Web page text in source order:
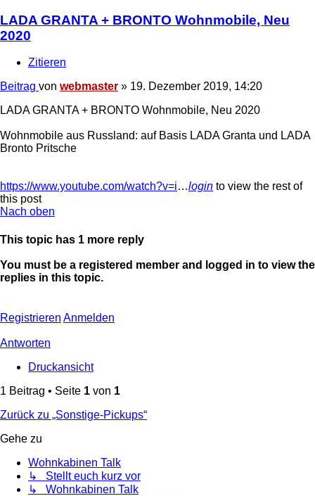
LADA GRANTA + BRONTO Wohnmobile, Neu
2020
Zitieren
Beitrag von webmaster » 19. Dezember 2019, 14:20
LADA GRANTA + BRONTO Wohnmobile, Neu 2020
Wohnmobile aus Russland: auf Basis LADA Granta und LADA
Bronto Pritsche
https://www.youtube.com/watch?v=i…login to view the rest of
this post
Nach oben
This topic has 1 more reply
You must be a registered member and logged in to view the
replies in this topic.
Registrieren Anmelden
Antworten
Druckansicht
1 Beitrag • Seite 1 von 1
Zurück zu „Sonstige-Pickups“
Gehe zu
Wohnkabinen Talk
↳ Stellt euch kurz vor
↳ Wohnkabinen Talk